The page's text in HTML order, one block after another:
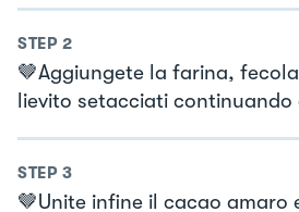
STEP 2
🤎Aggiungete la farina,
lievito setacciati continuando
STEP 3
🤎Unite infine il cacao amaro